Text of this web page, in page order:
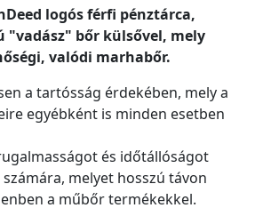
logós férfi pénztárca,
"vadász" bőr külsővel, mely
valódi marhabőr.
a tartósság érdekében, mely a
egyébként is minden esetben
és időtállóságot
melyet hosszú távon
a műbőr termékekkel.